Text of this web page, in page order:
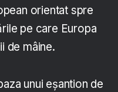
orientat spre
pe care Europa
de mâine.
unui eșantion de